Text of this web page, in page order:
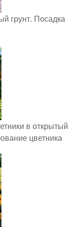
грунт. Посадка
в открытый
цветника